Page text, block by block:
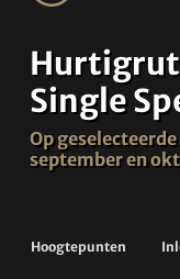
Single
Op
september en
Hoogtepunten